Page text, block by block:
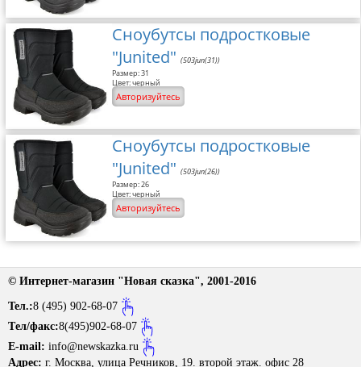
Сноубутсы подростковые
"Junited" (503jun(31))
Размер: 31
Цвет: черный
Авторизуйтесь
Сноубутсы подростковые
"Junited" (503jun(26))
Размер: 26
Цвет: черный
Авторизуйтесь
© Интернет-магазин "Новая сказка", 2001-2016
Тел.:8 (495) 902-68-07
Tел/факс:8(495)902-68-07
E-mail: info@newskazka.ru
Адрес: г. Москва, улица Речников, 19. второй этаж. офис 28